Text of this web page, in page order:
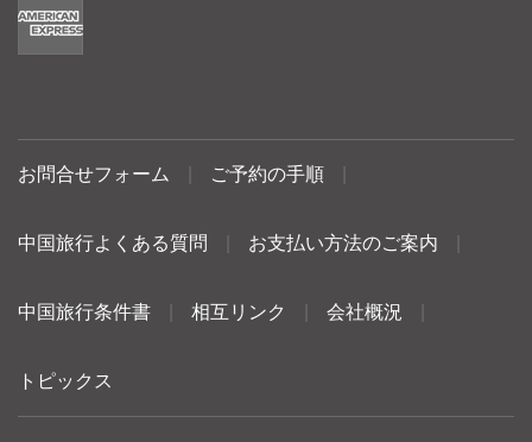
お問合せフォーム ご予約の手順
中国旅行よくある質問 お支払い方法のご案内
中国旅行条件書 相互リンク 会社概況
トピックス